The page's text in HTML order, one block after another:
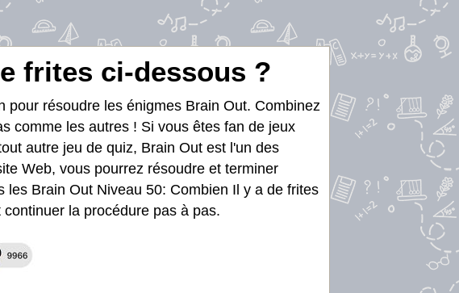
frites ci-dessous ?
résoudre les énigmes Brain Out. Combinez
comme les autres ! Si vous êtes fan de jeux
autre jeu de quiz, Brain Out est l'un des
Web, vous pourrez résoudre et terminer
Brain Out Niveau 50: Combien Il y a de frites
la procédure pas à pas.